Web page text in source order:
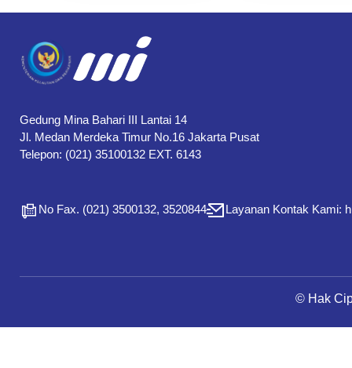
Gedung Mina Bahari III Lantai 14
Jl. Medan Merdeka Timur No.16 Jakarta Pusat
Telepon: (021) 35100132 EXT. 6143
No Fax. (021) 3500132, 3520844 Layanan Kontak Kami:
© Hak